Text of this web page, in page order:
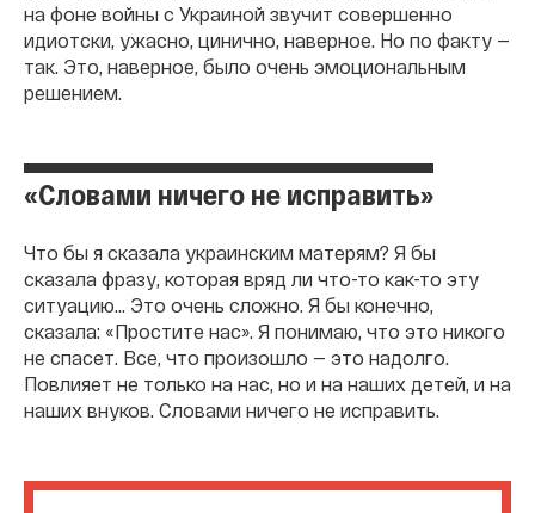
на фоне войны с Украиной звучит совершенно
идиотски, ужасно, цинично, наверное. Но по факту —
так. Это, наверное, было очень эмоциональным
решением.
«Словами ничего не исправить»
Что бы я сказала украинским матерям? Я бы
сказала фразу, которая вряд ли что-то как-то эту
ситуацию… Это очень сложно. Я бы конечно,
сказала: «Простите нас». Я понимаю, что это никого
не спасет. Все, что произошло — это надолго.
Повлияет не только на нас, но и на наших детей, и на
наших внуков. Словами ничего не исправить.